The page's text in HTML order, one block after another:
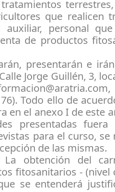
que realicen
auxiliar, personal
de productos
presentarán e
Jorge Guillén, 3,
Todo ello de
en el anexo I de este
presentadas fuera
para el curso, se
de las mismas.
La obtención del
fitosanitarios - (nivel
se entenderá